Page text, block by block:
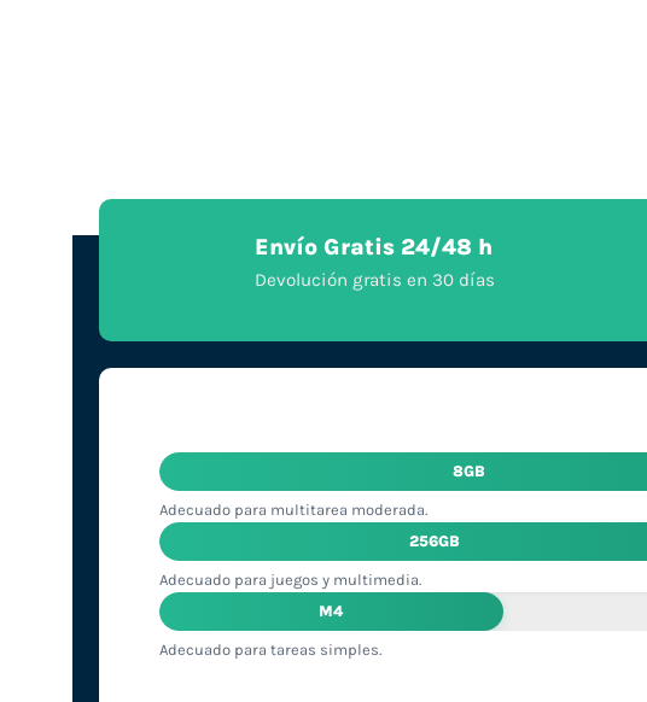
Envío Gratis 24/48 h
Devolución gratis en 30 días
8GB
Adecuado para multitarea moderada.
256GB
Adecuado para juegos y multimedia.
M4
Adecuado para tareas simples.